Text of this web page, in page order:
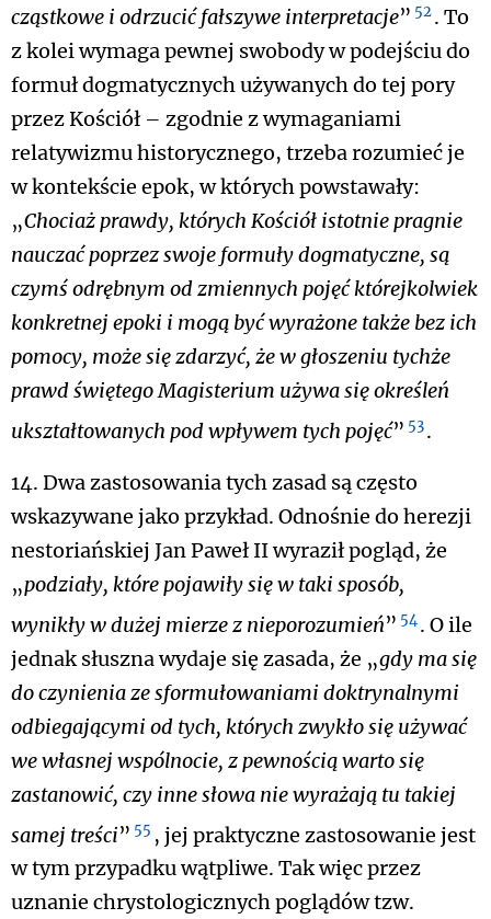
cząstkowe i odrzucić fałszywe interpretacje” 52. To
z kolei wymaga pewnej swobody w podejściu do
formuł dogmatycznych używanych do tej pory
przez Kościół – zgodnie z wymaganiami
relatywizmu historycznego, trzeba rozumieć je
w kontekście epok, w których powstawały:
„Chociaż prawdy, których Kościół istotnie pragnie
nauczać poprzez swoje formuły dogmatyczne, są
czymś odrębnym od zmiennych pojęć którejkolwiek
konkretnej epoki i mogą być wyrażone także bez ich
pomocy, może się zdarzyć, że w głoszeniu tychże
prawd świętego Magisterium używa się określeń
ukształtowanych pod wpływem tych pojęć” 53.
14. Dwa zastosowania tych zasad są często
wskazywane jako przykład. Odnośnie do herezji
nestoriańskiej Jan Paweł II wyraził pogląd, że
„podziały, które pojawiły się w taki sposób,
wynikły w dużej mierze z nieporozumień” 54 . O ile
jednak słuszna wydaje się zasada, że „gdy ma się
do czynienia ze sformułowaniami doktrynalnymi
odbiegającymi od tych, których zwykło się używać
we własnej wspólnocie, z pewnością warto się
zastanowić, czy inne słowa nie wyrażają tu takiej
samej treści” 55 , jej praktyczne zastosowanie jest
w tym przypadku wątpliwe. Tak więc przez
uznanie chrystologicznych poglądów tzw.